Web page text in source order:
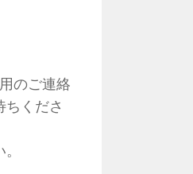
のご連絡
くださ